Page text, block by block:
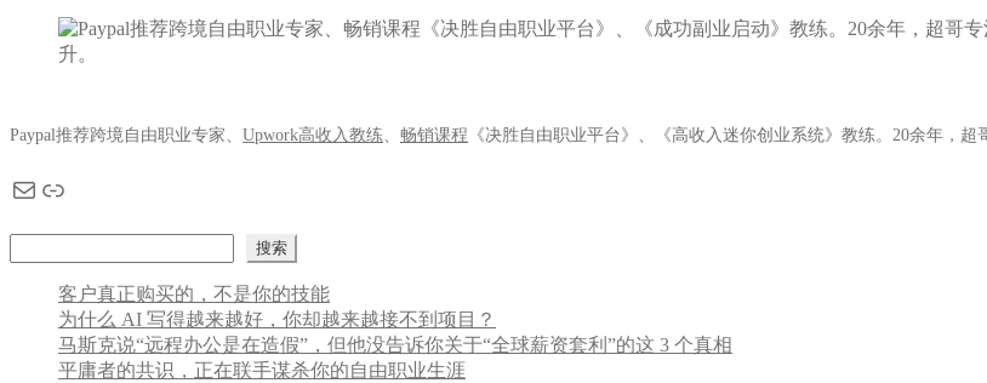
Paypal推荐跨境自由职业专家、 Upwork高收入教练 畅销课程 《决胜自由职业平台》、《高收入迷你创业系统》教练。20余年，
电子邮件 链接
搜索
客户真正购买的，不是你的技能
为什么 AI 写得越来越好，你却越来越接不到项目？
马斯克说“远程办公是在造假”，但他没告诉你关于“全球薪资套利”的这 3 个真相
平庸者的共识，正在联手谋杀你的自由职业生涯